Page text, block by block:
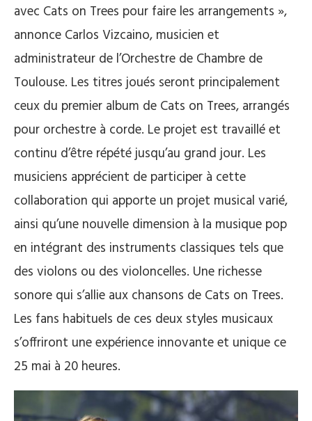
avec Cats on Trees pour faire les arrangements »,
annonce Carlos Vizcaino, musicien et
administrateur de l’Orchestre de Chambre de
Toulouse. Les titres joués seront principalement
ceux du premier album de Cats on Trees, arrangés
pour orchestre à corde. Le projet est travaillé et
continu d’être répété jusqu’au grand jour. Les
musiciens apprécient de participer à cette
collaboration qui apporte un projet musical varié,
ainsi qu’une nouvelle dimension à la musique pop
en intégrant des instruments classiques tels que
des violons ou des violoncelles. Une richesse
sonore qui s’allie aux chansons de Cats on Trees.
Les fans habituels de ces deux styles musicaux
s’offriront une expérience innovante et unique ce
25 mai à 20 heures.